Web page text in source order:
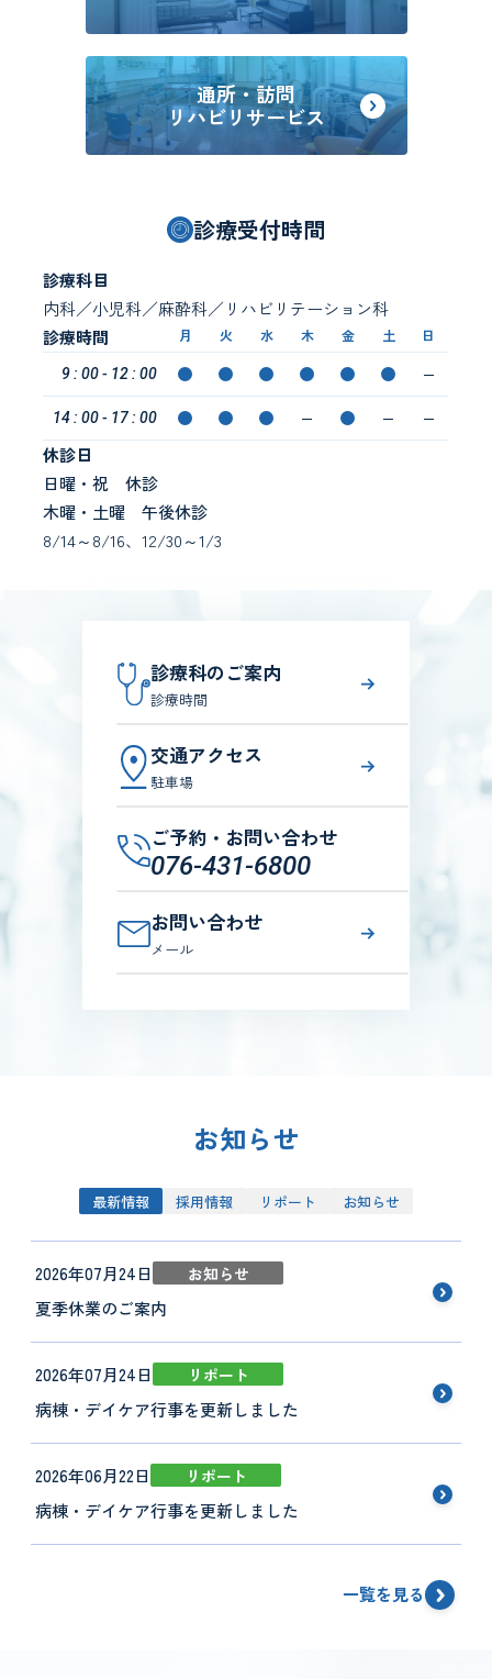
通所・訪問
リハビリサービス
診療受付時間
診療科目
内科／小児科／麻酔科／リハビリテーション科
診療時間
月 火 水 木 金 土 日
9 : 00 - 12 : 00
14 : 00 - 17 : 00
休診日
日曜・祝 休診
木曜・土曜 午後休診
8/14～8/16、12/30～1/3
診療科のご案内
診療時間
交通アクセス
駐車場
ご予約・お問い合わせ
076-431-6800
お問い合わせ
メール
お知らせ
最新情報 採用情報 リポート お知らせ
2026年07月24日 お知らせ
夏季休業のご案内
2026年07月24日 リポート
病棟・デイケア行事を更新しました
2026年06月22日 リポート
病棟・デイケア行事を更新しました
一覧を見る